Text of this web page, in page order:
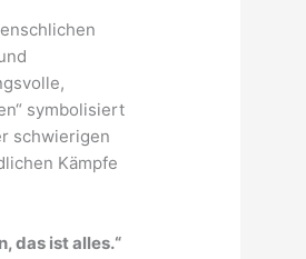
symbolisiert
schwierigen
Kämpfe
das ist alles.“